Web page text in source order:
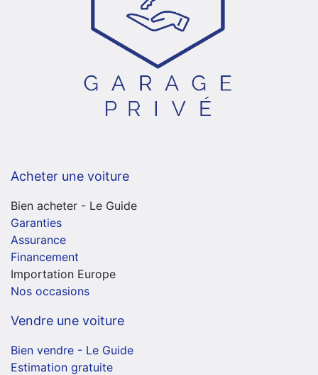
Acheter une voiture
Bien acheter - Le Guide
Garanties
Assurance
Financement
Importation Europe
Nos occasions
Vendre une voiture
Bien vendre - Le Guide
Estimation gratuite